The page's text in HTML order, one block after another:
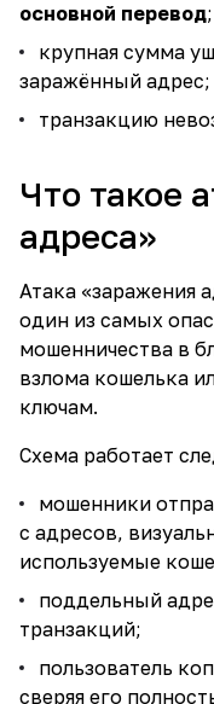
основной перевод;
крупная сумма
заражённый адрес;
транзакцию
Что такое
адреса»
Атака «заражения
один из самых
мошенничества в
взлома кошелька
ключам.
Схема работает
мошенники
с адресов,
используемые
поддельный
транзакций;
пользователь
сверяя его